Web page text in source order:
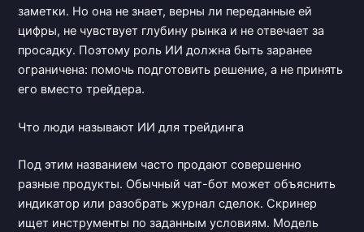
заметки. Но она не знает, верны ли переданные ей
цифры, не чувствует глубину рынка и не отвечает за
просадку. Поэтому роль ИИ должна быть заранее
ограничена: помочь подготовить решение, а не принять
его вместо трейдера.
Что люди называют ИИ для трейдинга
Под этим названием часто продают совершенно
разные продукты. Обычный чат-бот может объяснить
индикатор или разобрать журнал сделок. Скринер
ищет инструменты по заданным условиям. Модель